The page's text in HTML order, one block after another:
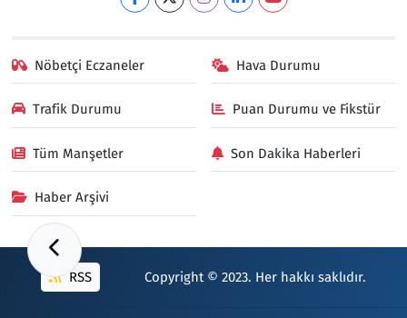
Nöbetçi Eczaneler Hava Durumu
Trafik Durumu Puan Durumu ve Fikstür
Tüm Manşetler Son Dakika Haberleri
Haber Arşivi
RSS Copyright © 2023. Her hakkı saklıdır.